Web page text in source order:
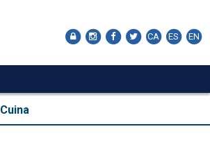
CA ES EN
Cuina